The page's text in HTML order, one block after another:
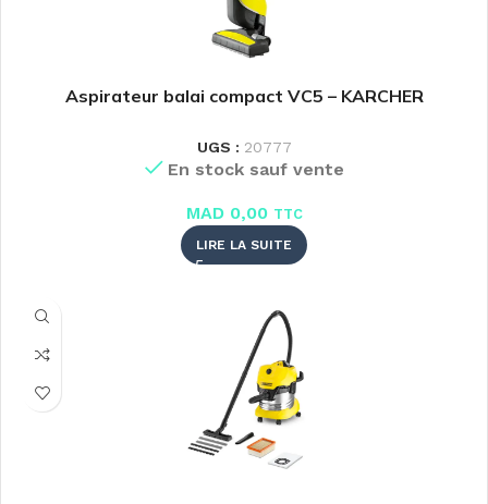
Aspirateur balai compact VC5 – KARCHER
UGS : 20777
En stock sauf vente
MAD0,00 TTC
LIRE LA SUITE